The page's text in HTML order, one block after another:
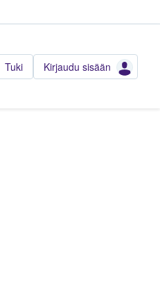
Tuki Kirjaudu sisään